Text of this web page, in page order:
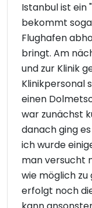
Istanbul ist ein
bekommt
Flughafen
bringt. Am
und zur Klinik
Klinikpersonal
einen
war zunächst
danach ging
ich wurde
man versucht
wie möglich
erfolgt noch